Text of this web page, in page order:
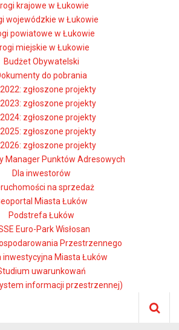
krajowe w Łukowie
wojewódzkie w Łukowie
powiatowe w Łukowie
miejskie w Łukowie
Budżet Obywatelski
do pobrania
2022: zgłoszone projekty
2023: zgłoszone projekty
2024: zgłoszone projekty
2025: zgłoszone projekty
2026: zgłoszone projekty
Manager Punktów Adresowych
Dla inwestorów
na sprzedaż
Miasta Łuków
Podstrefa Łuków
Euro-Park Wisłosan
Przestrzennego
inwestycyjna Miasta Łuków
uwarunkowań
informacji przestrzennej)